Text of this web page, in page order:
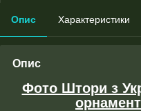
Опис Характеристики
Опис
Фото Штори з